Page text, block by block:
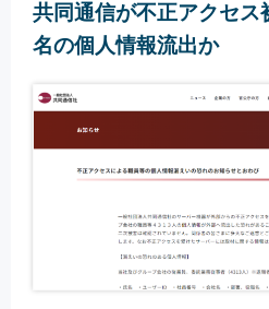
共同通信が不正アクセス
名の個人情報流出か